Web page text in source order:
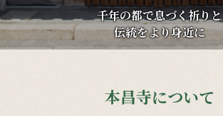
千年の都で息づく祈りと
伝統をより身近に
本昌寺について